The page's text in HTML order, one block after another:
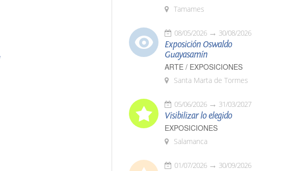
Tamames
08/05/2026 30/08/2026
Exposición Oswaldo
Guayasamín
ARTE / EXPOSICIONES
Santa Marta de Tormes
05/06/2026 31/03/2027
Visibilizar lo elegido
EXPOSICIONES
Salamanca
01/07/2026 30/09/2026